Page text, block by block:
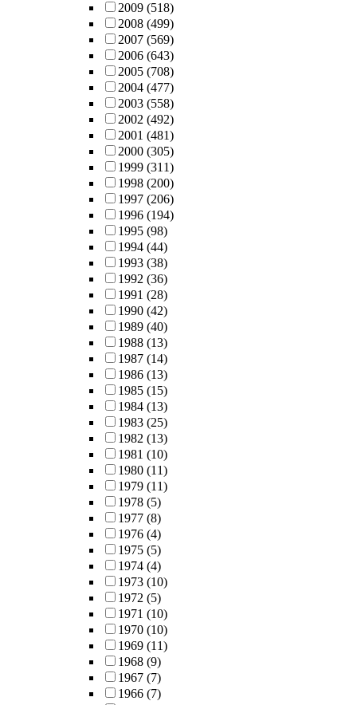
2009 (518)
2008 (499)
2007 (569)
2006 (643)
2005 (708)
2004 (477)
2003 (558)
2002 (492)
2001 (481)
2000 (305)
1999 (311)
1998 (200)
1997 (206)
1996 (194)
1995 (98)
1994 (44)
1993 (38)
1992 (36)
1991 (28)
1990 (42)
1989 (40)
1988 (13)
1987 (14)
1986 (13)
1985 (15)
1984 (13)
1983 (25)
1982 (13)
1981 (10)
1980 (11)
1979 (11)
1978 (5)
1977 (8)
1976 (4)
1975 (5)
1974 (4)
1973 (10)
1972 (5)
1971 (10)
1970 (10)
1969 (11)
1968 (9)
1967 (7)
1966 (7)